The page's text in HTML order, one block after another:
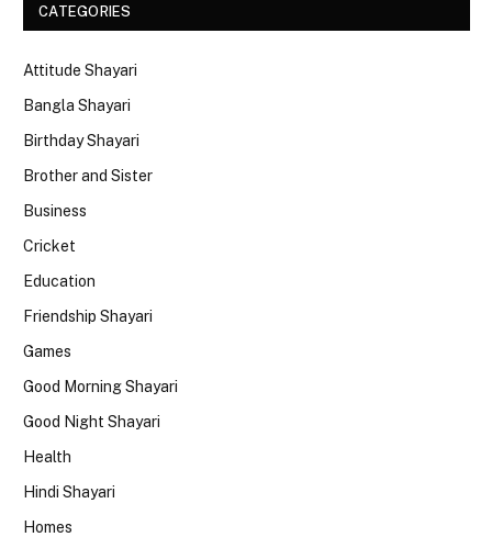
CATEGORIES
Attitude Shayari
Bangla Shayari
Birthday Shayari
Brother and Sister
Business
Cricket
Education
Friendship Shayari
Games
Good Morning Shayari
Good Night Shayari
Health
Hindi Shayari
Homes